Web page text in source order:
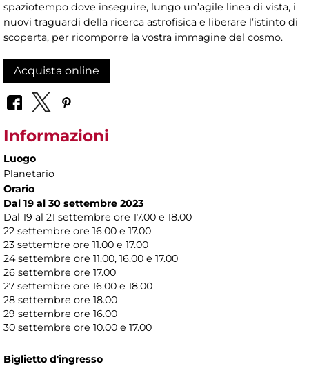
spaziotempo dove inseguire, lungo un’agile linea di vista, i
nuovi traguardi della ricerca astrofisica e liberare l’istinto di
scoperta, per ricomporre la vostra immagine del cosmo.
Acquista online
Informazioni
Luogo
Planetario
Orario
Dal 19 al 30 settembre 2023
Dal 19 al 21 settembre ore 17.00 e 18.00
22 settembre ore 16.00 e 17.00
23 settembre ore 11.00 e 17.00
24 settembre ore 11.00, 16.00 e 17.00
26 settembre ore 17.00
27 settembre ore 16.00 e 18.00
28 settembre ore 18.00
29 settembre ore 16.00
30 settembre ore 10.00 e 17.00
Biglietto d'ingresso